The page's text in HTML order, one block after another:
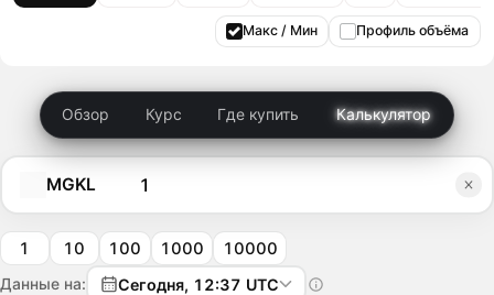
Макс / Мин Профиль объёма
Обзор Курс Где купить Калькулятор
MGKL
1 10 100 1000 10000
Данные на: Сегодня, 12:37 UTC